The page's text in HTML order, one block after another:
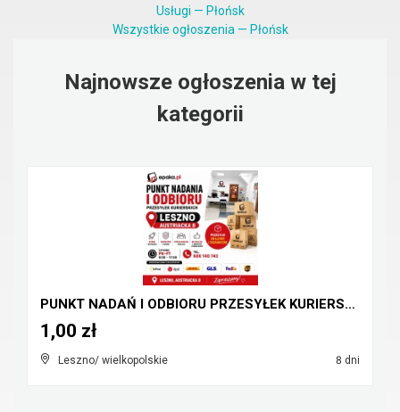
Usługi — Płońsk
Wszystkie ogłoszenia — Płońsk
Najnowsze ogłoszenia w tej
kategorii
PUNKT NADAŃ I ODBIORU PRZESYŁEK KURIERSKICH Leszno...
Leszno/ wielkopolskie 8 dni
1,00 zł